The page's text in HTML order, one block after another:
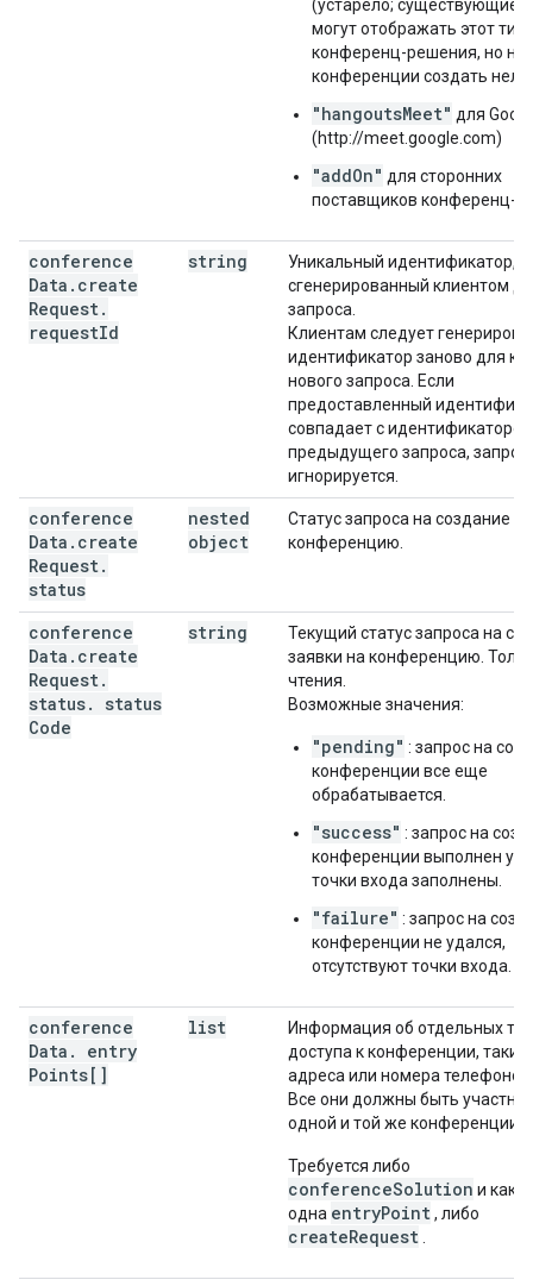
(устарело; существующие
могут отображать этот тип
конференц-решения, но
конференции создать
"hangoutsMeet" для
(http://meet.google.com)
"addOn" для сторонних
поставщиков конференц-
conference
Data . create
Request.
requestId
string
Уникальный идентификатор,
сгенерированный клиентом
запроса.
Клиентам следует
идентификатор заново для
нового запроса. Если
предоставленный
совпадает с идентификатором
предыдущего запроса, запрос
игнорируется.
conference
Data . create
Request.
status
nested
object
Статус запроса на создание
конференцию.
conference
Data . create
Request.
status.
status
Code
string
Текущий статус запроса на
заявки на конференцию.
чтения.
Возможные значения:
"pending" : запрос на
конференции все еще
обрабатывается.
"success" : запрос на
конференции выполнен
точки входа заполнены.
"failure" : запрос на
конференции не удался,
отсутствуют точки входа.
conference
Data .
entry
Points[]
list
Информация об отдельных
доступа к конференции, таких
адреса или номера телефонов.
Все они должны быть
одной и той же конференции.
Требуется либо
conferenceSolution и как
одна entryPoint, либо
createRequest